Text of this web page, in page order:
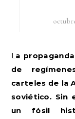
La propaganda. Para muchos, evoca imágenes
de
carteles de la
soviético. Sin
un fósil